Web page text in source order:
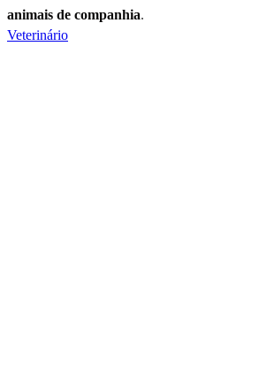
animais de companhia.
Veterinário